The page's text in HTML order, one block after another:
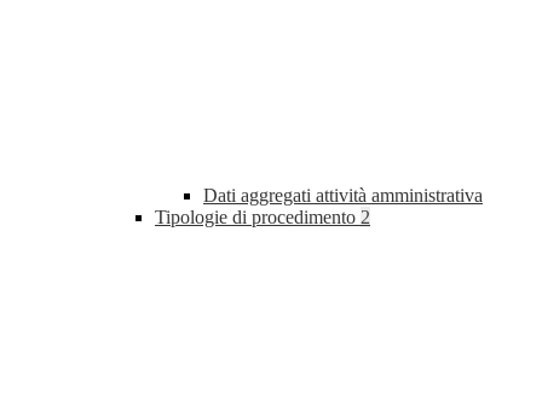
Dati aggregati attività amministrativa
Tipologie di procedimento 2